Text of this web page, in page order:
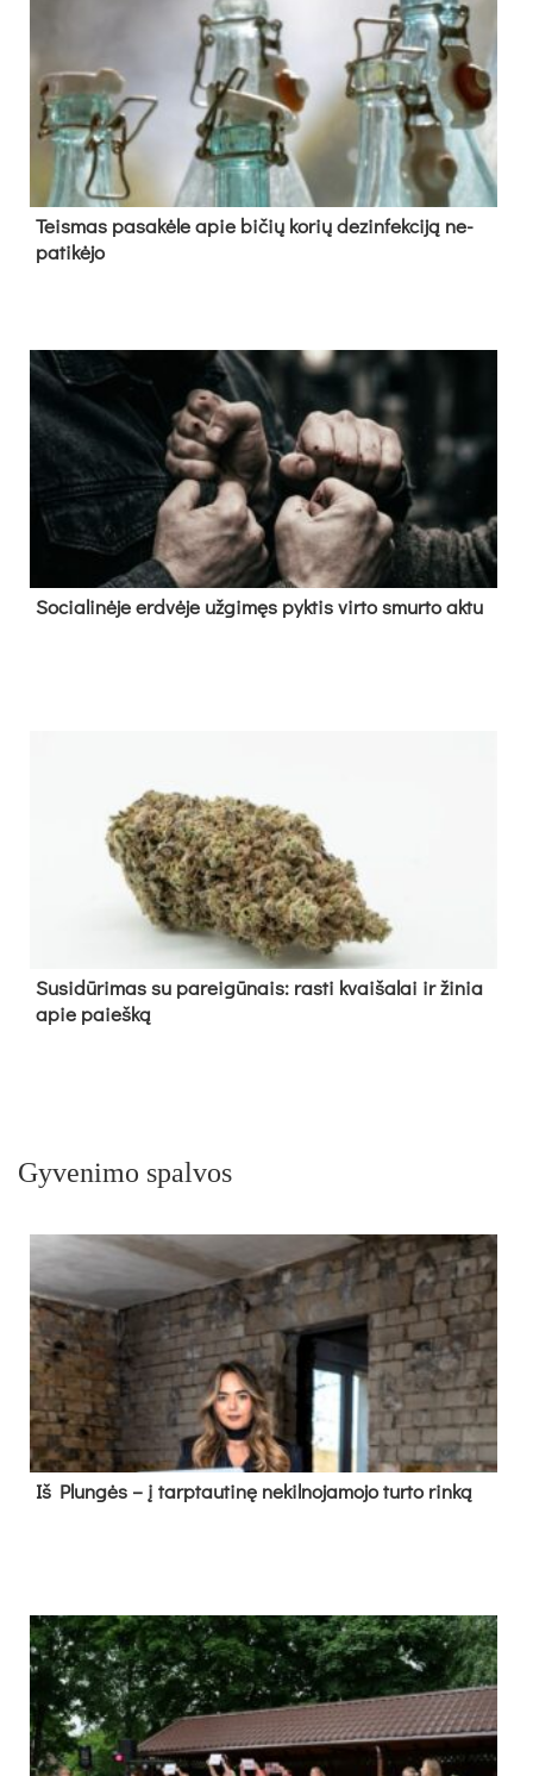
Teis­mas pa­sa­kė­le apie bi­čių ko­rių de­zin­fek­ci­ją ne­
pa­ti­kė­jo
So­cia­li­nė­je erd­vė­je už­gi­męs pyk­tis vir­to smur­to ak­tu
Su­si­dū­ri­mas su pa­rei­gū­nais: ras­ti kvai­ša­lai ir ži­nia
apie paieš­ką
Gyvenimo spalvos
Iš Plungės – į tarptautinę nekilnojamojo turto rinką